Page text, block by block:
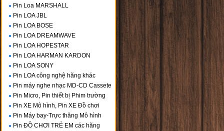
Pin Loa MARSHALL
Pin LOA JBL
Pin LOA BOSE
Pin LOA DREAMWAVE
Pin LOA HOPESTAR
Pin LOA HARMAN KARDON
Pin LOA SONY
Pin LOA công nghệ hãng khác
Pin máy nghe nhạc MD-CD Cassete
Pin Micro, Pin thiết bị Phim trường
Pin XE Mô hình, Pin XE Đồ chơi
Pin Máy bay-Trực thăng Mô hình
Pin ĐỒ CHƠI TRẺ EM các hãng